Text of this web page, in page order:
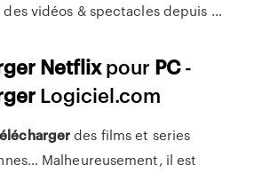
des vidéos & spectacles depuis …
Netflixpour PC-
Logiciel.com
des films et series
Malheureusement, il est